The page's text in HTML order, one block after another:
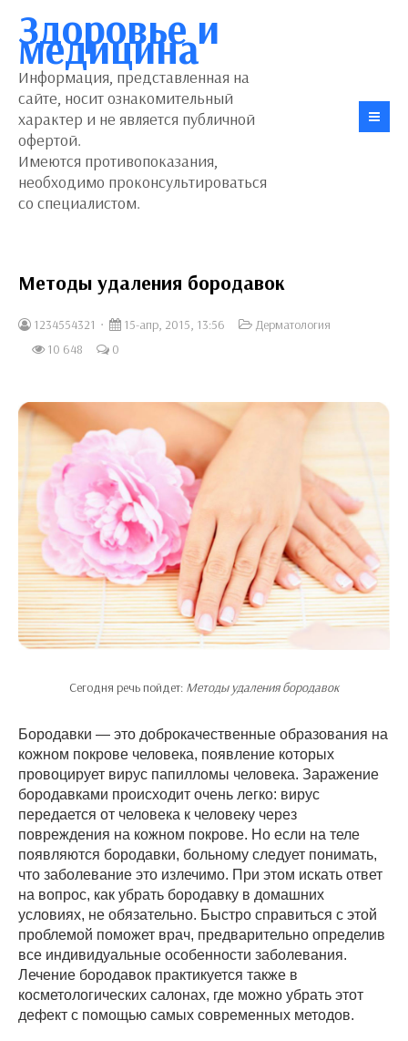
Здоровье и
медицина
Информация, представленная на
сайте, носит ознакомительный
характер и не является публичной
офертой.
Имеются противопоказания,
необходимо проконсультироваться
со специалистом.
Методы удаления бородавок
1234554321 15-апр, 2015, 13:56
Дерматология
10 648
0
Сегодня речь пойдет: Методы удаления бородавок
Бородавки — это доброкачественные образования на
кожном покрове человека, появление которых
провоцирует вирус папилломы человека. Заражение
бородавками происходит очень легко: вирус
передается от человека к человеку через
повреждения на кожном покрове. Но если на теле
появляются бородавки, больному следует понимать,
что заболевание это излечимо. При этом искать ответ
на вопрос, как убрать бородавку в домашних
условиях, не обязательно. Быстро справиться с этой
проблемой поможет врач, предварительно определив
все индивидуальные особенности заболевания.
Лечение бородавок практикуется также в
косметологических салонах, где можно убрать этот
дефект с помощью самых современных методов.